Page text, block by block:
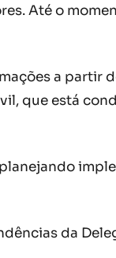
Até o
a partir
que está
da